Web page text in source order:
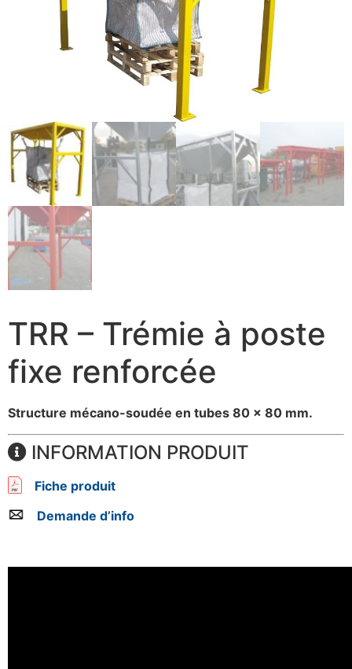
TRR – Trémie à poste
fixe renforcée
Structure mécano-soudée en tubes 80 x 80 mm.
INFORMATION PRODUIT
Fiche produit
Demande d’info